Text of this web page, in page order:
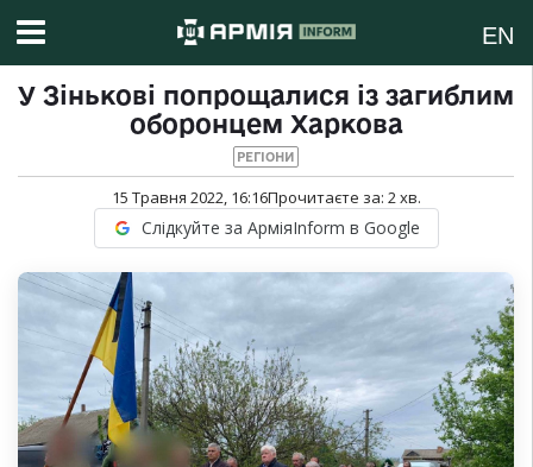
EN
У Зінькові попрощалися із загиблим
оборонцем Харкова
РЕГІОНИ
15 Травня 2022, 16:16Прочитаєте за: 2хв.
Слідкуйте за АрміяInform в Google